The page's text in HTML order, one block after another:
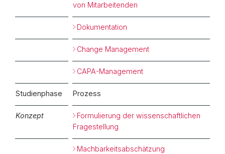
von Mitarbeitenden
Dokumentation
Change Management
CAPA-Management
Studienphase Prozess
Konzept
Formulierung der wissenschaftlichen
Fragestellung
Machbarkeitsabschätzung